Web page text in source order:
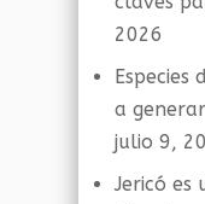
2026
a
julio 9,
Jericó es